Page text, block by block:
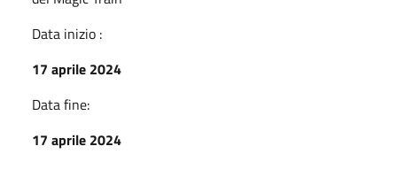
Data inizio :
17 aprile 2024
Data fine:
17 aprile 2024